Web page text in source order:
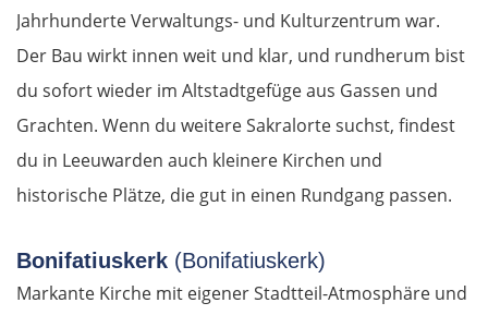
Jahrhunderte Verwaltungs- und Kulturzentrum war.
Der Bau wirkt innen weit und klar, und rundherum bist
du sofort wieder im Altstadtgefüge aus Gassen und
Grachten. Wenn du weitere Sakralorte suchst, findest
du in Leeuwarden auch kleinere Kirchen und
historische Plätze, die gut in einen Rundgang passen.
Bonifatiuskerk (Bonifatiuskerk)
Markante Kirche mit eigener Stadtteil-Atmosphäre und
Amstetten
St. Pölten
Wien
Slowakei
Bratislava